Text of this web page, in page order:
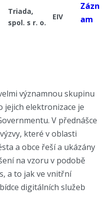
Triada,
spol. s r. o.
EIV
Zázn
am
významnou skupinu
jejich elektronizace je
V přednášce
které v oblasti
a obce řeší a ukázány
na vzoru v podobě
a to jak ve vnitřní
digitálních služeb